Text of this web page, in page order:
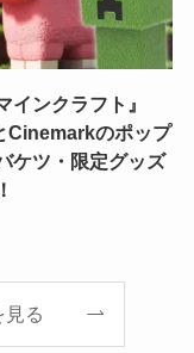
インクラフト』
Cinemarkのポップ
ケツ・限定グッズ
見る